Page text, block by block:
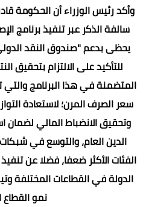
وأكد رئيس الوزراء أن الحكومة
سالفة الذكر عبر تنفيذ برنامج
يحظى بدعم "صندوق النقد
للتأكيد على الالتزام بتحقيق
المتضمنة في هذا البرنامج
سعر الصرف المرن؛ لاستعادة
وتحقيق الانضباط المالي لضمان
الدين العام، والتوسع في
الفئات الأكثر ضعفا، فضلا عن
الدولة في القطاعات المختلفة
نمو